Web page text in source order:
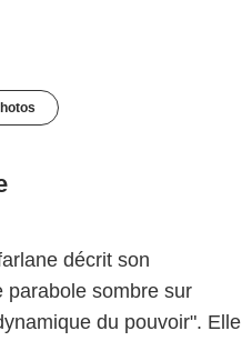
décrit son
parabole sombre sur
du pouvoir". Elle